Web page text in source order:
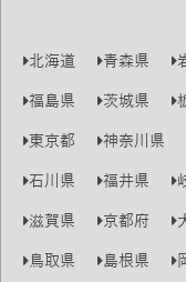
北海道 青森県
福島県
茨城県
東京都
神奈川県
石川県
福井県
滋賀県
京都府
鳥取県
島根県